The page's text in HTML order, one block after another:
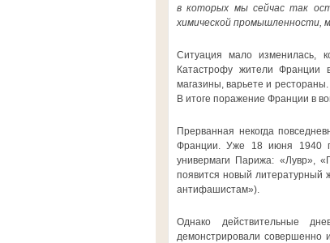
в которых мы сейчас так
химической промышленности,
Ситуация мало изменилась,
Катастрофу жители Франции
магазины, варьете и
В итоге поражение Франции в
Прерванная некогда
Франции. Уже 18 июня 1940
универмаги Парижа: «Лувр»,
появится новый литературный
антифашистам»).
Однако действительные
демонстрировали совершенно